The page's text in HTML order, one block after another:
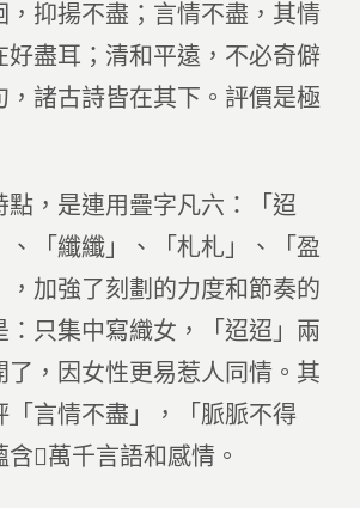
，抑揚不盡；言情不盡，其情
好盡耳；清和平遠，不必奇僻
，諸古詩皆在其下。評價是極
點，是連用疊字凡六：「迢
、「纖纖」、「札札」、「盈
，加強了刻劃的力度和節奏的
：只集中寫織女，「迢迢」兩
了，因女性更易惹人同情。其
「言情不盡」，「脈脈不得
萬千言語和感情。